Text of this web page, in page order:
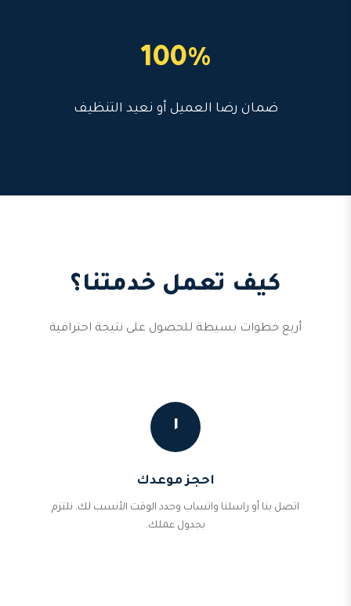
100%
ضمان رضا العميل أو نعيد التنظيف
كيف تعمل خدمتنا؟
أربع خطوات بسيطة للحصول على نتيجة احترافية
١
احجز موعدك
اتصل بنا أو راسلنا واتساب وحدد الوقت الأنسب لك. نلتزم
بجدول عملك.